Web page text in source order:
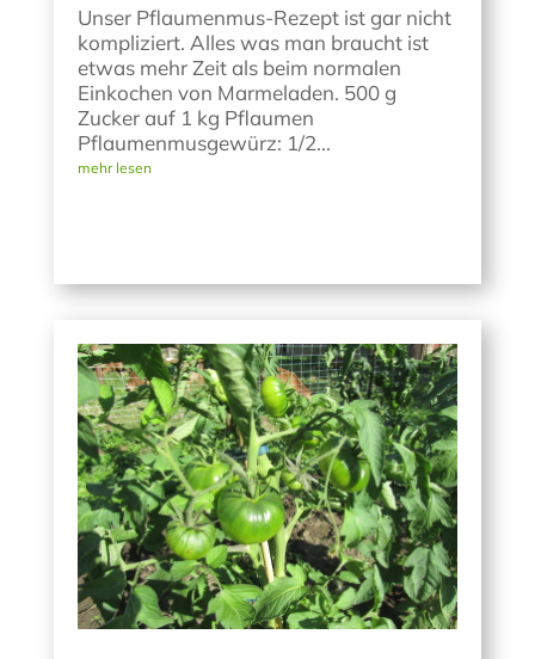
Unser Pflaumenmus-Rezept ist gar nicht
kompliziert. Alles was man braucht ist
etwas mehr Zeit als beim normalen
Einkochen von Marmeladen. 500 g
Zucker auf 1 kg Pflaumen
Pflaumenmusgewürz: 1/2...
mehr lesen